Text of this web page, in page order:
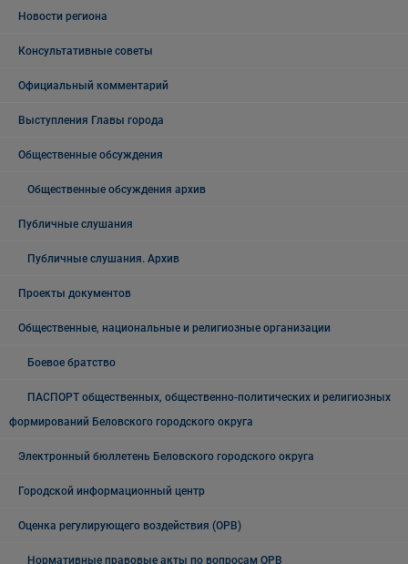
Новости региона
Консультативные советы
Официальный комментарий
Выступления Главы города
Общественные обсуждения
Общественные обсуждения архив
Публичные слушания
Публичные слушания. Архив
Проекты документов
Общественные, национальные и религиозные организации
Боевое братство
ПАСПОРТ общественных, общественно-политических и религиозных
формирований Беловского городского округа
Электронный бюллетень Беловского городского округа
Городской информационный центр
Оценка регулирующего воздействия (ОРВ)
Нормативные правовые акты по вопросам ОРВ